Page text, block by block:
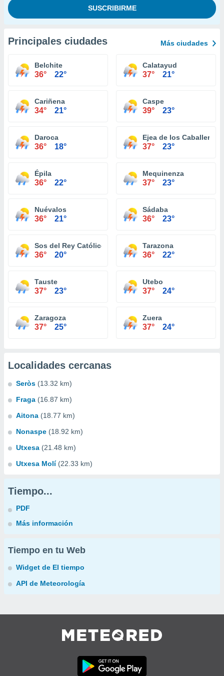
Principales ciudades Más ciudades
Belchite
36° 22°
Calatayud
37° 21°
Cariñena
34° 21°
Caspe
39° 23°
Daroca
36° 18°
Ejea de los Caballeros
37° 23°
Épila
36° 22°
Mequinenza
37° 23°
Nuévalos
36° 21°
Sádaba
36° 23°
Sos del Rey Católico
36° 20°
Tarazona
36° 22°
Tauste
37° 23°
Utebo
37° 24°
Zaragoza
37° 25°
Zuera
37° 24°
Localidades cercanas
Seròs (13.32 km)
Fraga (16.87 km)
Aitona (18.77 km)
Nonaspe (18.92 km)
Utxesa (21.48 km)
Utxesa Molí (22.33 km)
Tiempo...
PDF
Más información
Tiempo en tu Web
Widget de El tiempo
API de Meteorología